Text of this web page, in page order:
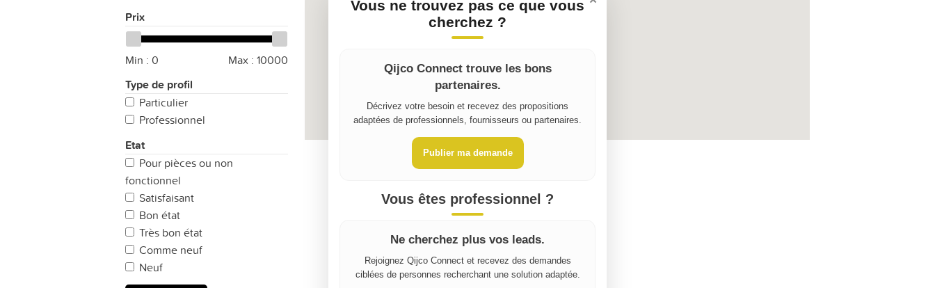
Prix
Min : 0 Max : 10000
Type de profil
Particulier
Professionnel
Etat
Pour pièces ou non
fonctionnel
Satisfaisant
Bon état
Très bon état
Comme neuf
Neuf
Vous ne trouvez pas ce que vous
cherchez ?
Qijco Connect trouve les bons
partenaires.
Décrivez votre besoin et recevez des propositions
adaptées de professionnels, fournisseurs ou partenaires.
Publier ma demande
Vous êtes professionnel ?
Ne cherchez plus vos leads.
Rejoignez Qijco Connect et recevez des demandes
ciblées de personnes recherchant une solution adaptée.